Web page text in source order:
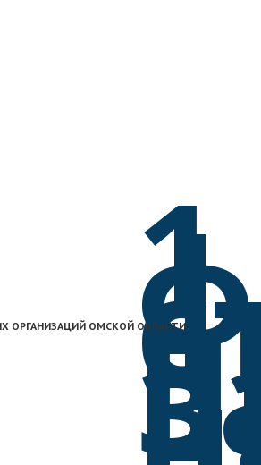
ОРГАНИЗАЦИЙ ОМСКОЙ ОБЛАСТИ
1